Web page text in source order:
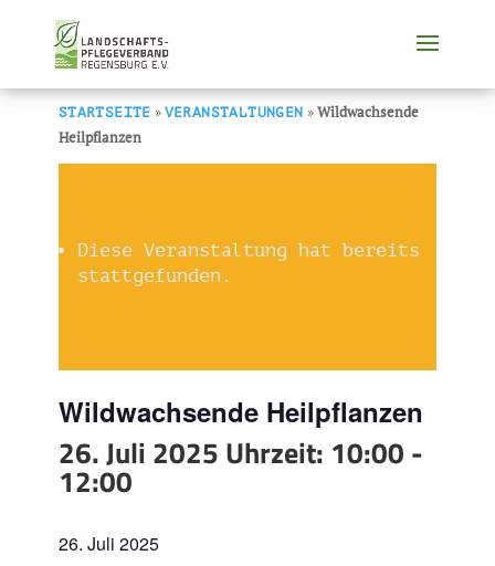
STARTSEITE » VERANSTALTUNGEN »Wildwachsende
Heilpflanzen
Diese Veranstaltung hat bereits
stattgefunden.
Wildwachsende Heilpflanzen
26. Juli 2025 Uhrzeit: 10:00 -
12:00
26. Juli 2025